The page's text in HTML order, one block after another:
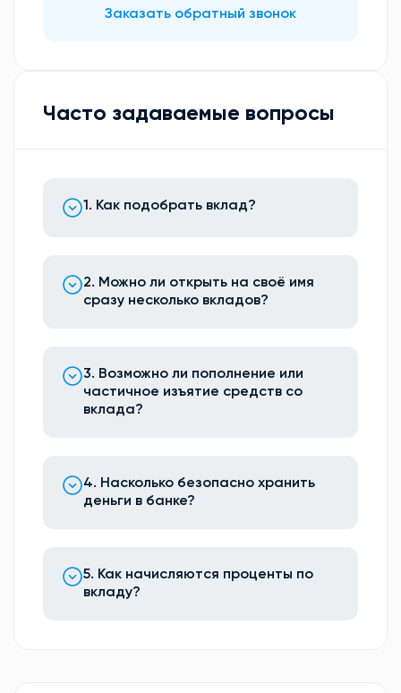
Заказать обратный звонок
Часто задаваемые вопросы
1. Как подобрать вклад?
2. Можно ли открыть на своё имя
сразу несколько вкладов?
3. Возможно ли пополнение или
частичное изъятие средств со
вклада?
4. Насколько безопасно хранить
деньги в банке?
5. Как начисляются проценты по
вкладу?